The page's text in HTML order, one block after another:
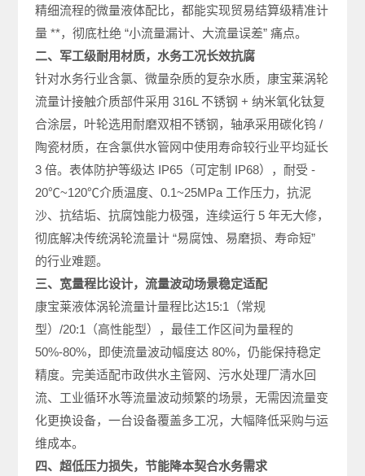
精细流程的微量液体配比，都能实现贸易结算级精准计
量 **，彻底杜绝 “小流量漏计、大流量误差” 痛点。
二、军工级耐用材质，水务工况长效抗腐
针对水务行业含氯、微量杂质的复杂水质，康宝莱涡轮
流量计接触介质部件采用 316L 不锈钢 + 纳米氧化钛复
合涂层，叶轮选用耐磨双相不锈钢，轴承采用碳化钨 /
陶瓷材质，在含氯供水管网中使用寿命较行业平均延长
3 倍。表体防护等级达 IP65（可定制 IP68），耐受 -
20℃~120℃介质温度、0.1~25MPa 工作压力，抗泥
沙、抗结垢、抗腐蚀能力极强，连续运行 5 年无大修，
彻底解决传统涡轮流量计 “易腐蚀、易磨损、寿命短”
的行业难题。
三、宽量程比设计，流量波动场景稳定适配
康宝莱液体涡轮流量计量程比达15:1（常规
型）/20:1（高性能型），最佳工作区间为量程的
50%-80%，即使流量波动幅度达 80%，仍能保持稳定
精度。完美适配市政供水主管网、污水处理厂清水回
流、工业循环水等流量波动频繁的场景，无需因流量变
化更换设备，一台设备覆盖多工况，大幅降低采购与运
维成本。
四、超低压力损失，节能降本契合水务需求